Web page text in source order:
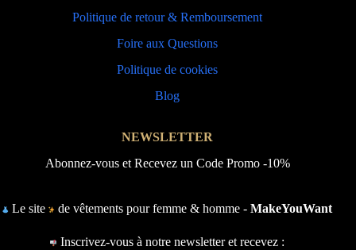
Politique de retour & Remboursement
Foire aux Questions
Politique de cookies
Blog
NEWSLETTER
Abonnez-vous et Recevez un Code Promo -10%
Le site de vêtements pour femme & homme -MakeYouWant
Inscrivez-vous à notre newsletter et recevez :